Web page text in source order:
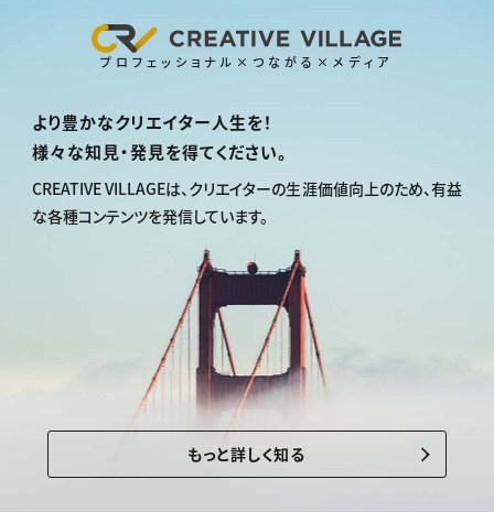
プロフェッショナル×つながる×メディア
より豊かなクリエイター人生を！
様々な知見・発見を得てください。
CREATIVE VILLAGEは、 クリエイターの生涯価値向上のため、有益
な各種コンテンツを発信しています。
もっと詳しく知る